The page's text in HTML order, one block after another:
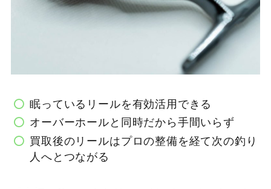
眠っているリールを有効活用できる
オーバーホールと同時だから手間いらず
買取後のリールはプロの整備を経て次の釣り
人へとつながる